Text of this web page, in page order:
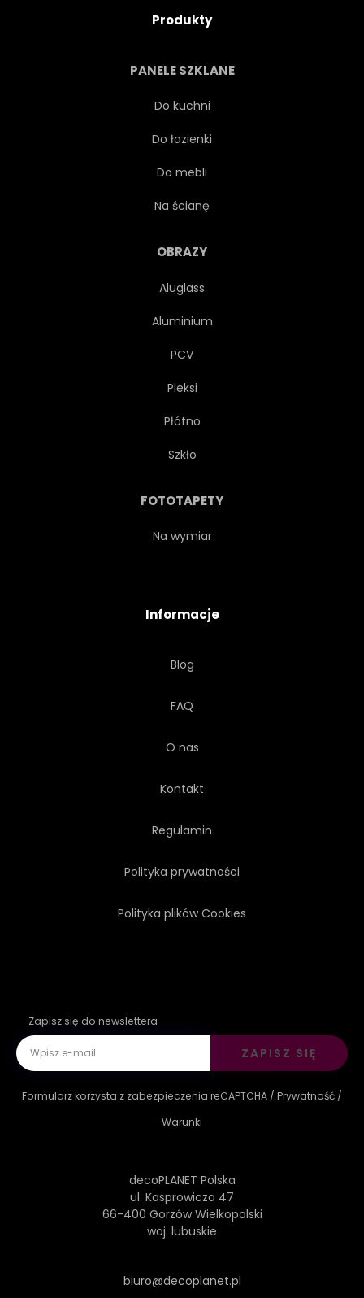
TEKSTURA
SZTUCZNA INTELIGENCJA
PLASTER MIODU
TECHNOLOGICZNY
STRUKTURA
Produkty
PANELE SZKLANE
Do kuchni
Do łazienki
Do mebli
Na ścianę
OBRAZY
Aluglass
Aluminium
PCV
Pleksi
Płótno
Szkło
FOTOTAPETY
Na wymiar
Informacje
Blog
FAQ
O nas
Kontakt
Regulamin
Polityka prywatności
Polityka plików Cookies
Zapisz się do newslettera
ZAPISZ SIĘ
Formularz korzysta z zabezpieczenia reCAPTCHA / Prywatność /
Warunki
decoPLANET Polska
ul. Kasprowicza 47
66-400 Gorzów Wielkopolski
woj. lubuskie
biuro@decoplanet.pl